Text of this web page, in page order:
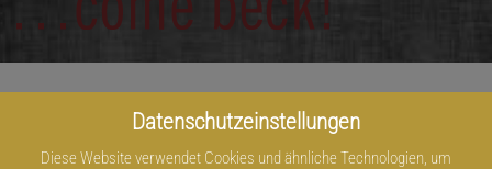
Datenschutzeinstellungen
Diese Website verwendet Cookies und ähnliche Technologien, um